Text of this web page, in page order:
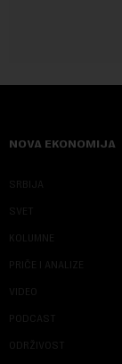
NOVA EKONOMIJA
SRBIJA
SVET
KOLUMNE
PRIČE I ANALIZE
VIDEO
PODCAST
ODRŽIVOST